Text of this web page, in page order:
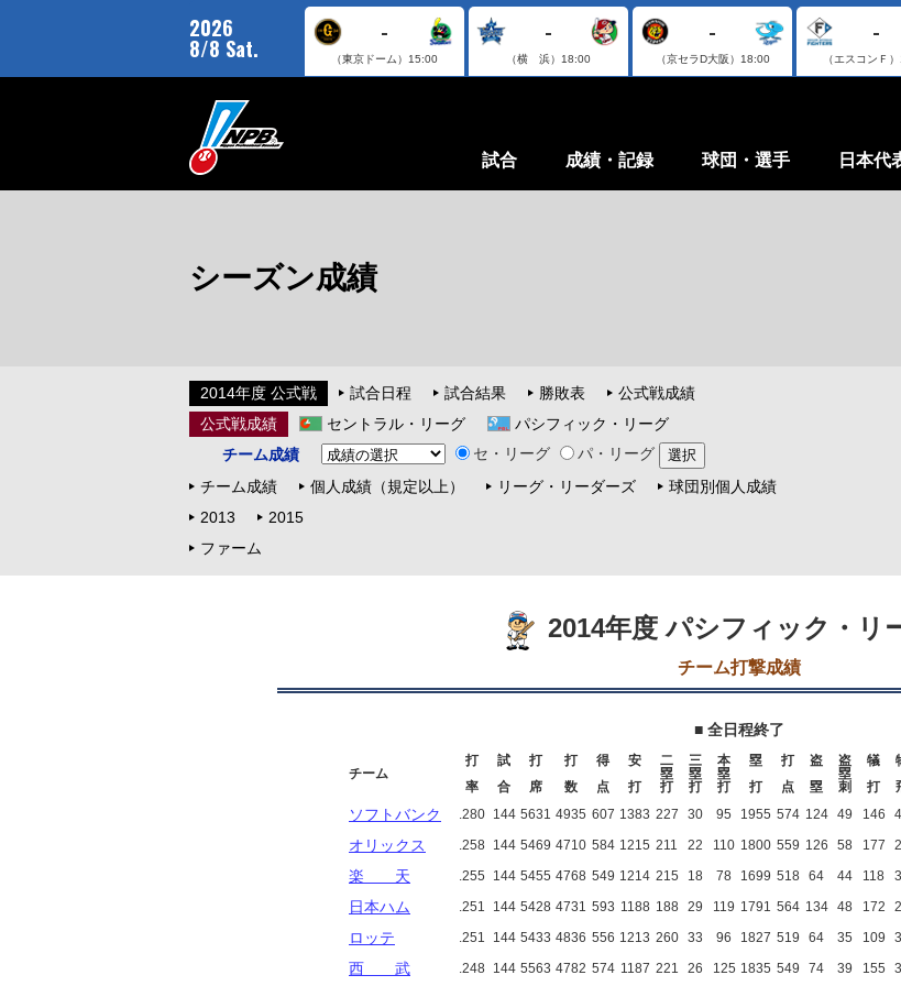
2026
8/8 Sat.
-
（東京ドーム） 15:00
-
（横 浜） 18:00
-
（京セラD大阪） 18:00
-
（エスコンＦ）
試合 成績・記録 球団・選手 日本代
シーズン成績
2014年度 公式戦 試合日程 試合結果 勝敗表
公式戦成績
公式戦成績
セントラル・リーグ
パシフィック・リーグ
チーム成績
セ・リーグ
パ・リーグ
チーム成績
個人成績（規定以上） リーグ・リーダーズ
球団別個人成績
2013
2015
ファーム
2014年度 パシフィック・リ
チーム打撃成績
■ 全日程終了
チーム
打
率
試
合
打
席
打
数
得
点
安
打
二
塁
打
三
塁
打
本
塁
打
塁
打
打
点
盗
塁
盗
塁
刺
犠
打
ソフトバンク .280 144 5631 4935 607 1383 227 30 95 1955 574 124 49 146
オリックス .258 144 5469 4710 584 1215 211 22 110 1800 559 126 58 177
楽 天 .255 144 5455 4768 549 1214 215 18 78 1699 518 64 44 118
日本ハム .251 144 5428 4731 593 1188 188 29 119 1791 564 134 48 172
ロッテ .251 144 5433 4836 556 1213 260 33 96 1827 519 64 35 109
西 武 .248 144 5563 4782 574 1187 221 26 125 1835 549 74 39 155